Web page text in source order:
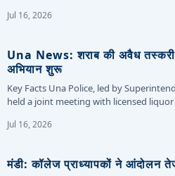
Jul 16, 2026
Una News: शराब की अवैध
अभियान शुरू
Key Facts Una Police, led by
held a joint meeting with licensed
Jul 16, 2026
मंडी: कॉलेज प्राध्यापकों ने आंदोलन